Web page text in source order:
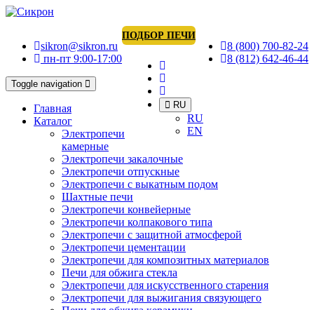
8 (800) 700-82-24
8 (812) 642-46-44
sikron@sikron.ru
пн-пт 9:00-17:00
ПОДБОР ПЕЧИ
RU
RU
EN
Toggle navigation
Главная
Каталог
Электропечи
камерные
Электропечи закалочные
Электропечи отпускные
Электропечи с выкатным подом
Шахтные печи
Электропечи конвейерные
Электропечи колпакового типа
Электропечи с защитной атмосферой
Электропечи цементации
Электропечи для композитных материалов
Печи для обжига стекла
Электропечи для искусственного старения
Электропечи для выжигания связующего